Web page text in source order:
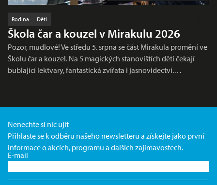
Rodina Děti
Škola čar a kouzel v Mirakulu 2026
Pozor, mudlové! Ve středu 5. srpna se část Mirakula promění ve
Školu čar a kouzel. Na 5 magických stanovištích děti čekají
bublající lektvary, fantastická zvířata i jasnovidectví.…
Nenechte si nic ujít
Přihlaste se k odběru našeho newsletteru a získejte jako první
informace o akcích, programu a dalších zajímavostech.
E-mail